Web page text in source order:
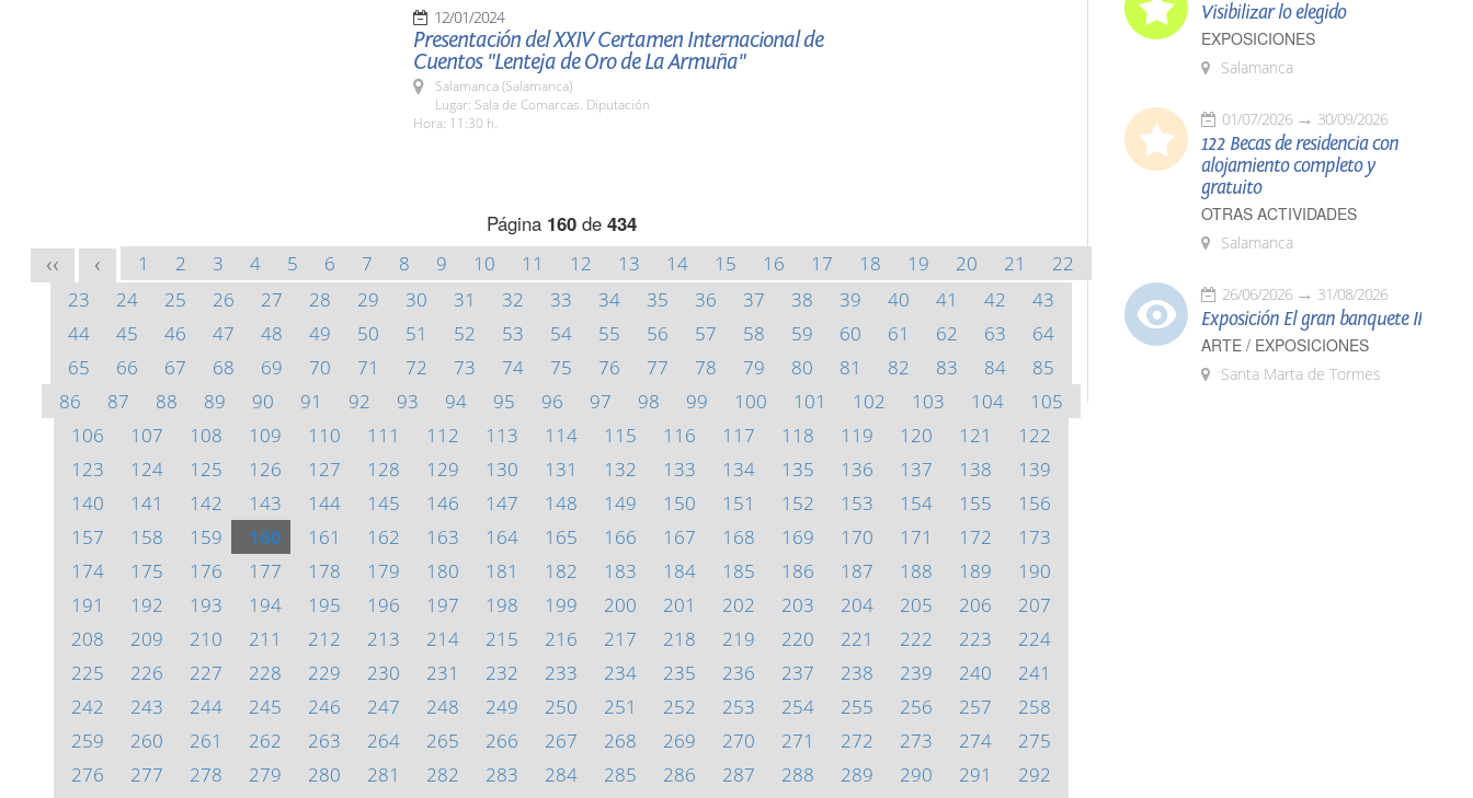
12/01/2024
Presentación del XXIV Certamen Internacional de
Cuentos "Lenteja de Oro de La Armuña"
Salamanca (Salamanca)
Lugar: Sala de Comarcas. Diputación
Hora: 11:30 h.
Página 160de 434
<< < 1 2 3 4 5 6 7 8 9 10 11 12 13 14 15 16 17 18 19 20 21
22
23
24 25 26 27 28 29 30 31 32 33 34 35 36 37 38 39 40 41 42
43
44
45 46 47 48 49 50 51 52 53 54 55 56 57 58 59 60 61 62 63
64
65
66 67 68 69 70 71 72 73 74 75 76 77 78 79 80 81 82 83 84
85
86
87 88 89 90 91 92 93 94 95 96 97 98 99 100 101 102 103 104
105
106
107 108 109 110 111 112 113 114 115 116 117 118 119 120 121
122
123
124 125 126 127 128 129 130 131 132 133 134 135 136 137 138
139
140
141 142 143 144 145 146 147 148 149 150 151 152 153 154 155
156
157
158 159 160 161 162 163 164 165 166 167 168 169 170 171 172
173
174
175 176 177 178 179 180 181 182 183 184 185 186 187 188 189
190
191
192 193 194 195 196 197 198 199 200 201 202 203 204 205 206
207
208
209 210 211 212 213 214 215 216 217 218 219 220 221 222 223
224
225
226 227 228 229 230 231 232 233 234 235 236 237 238 239 240
241
242
243 244 245 246 247 248 249 250 251 252 253 254 255 256 257
258
259
260 261 262 263 264 265 266 267 268 269 270 271 272 273 274
275
276
277 278 279 280 281 282 283 284 285 286 287 288 289 290 291
292
Visibilizar lo elegido
EXPOSICIONES
Salamanca
01/07/2026 30/09/2026
122 Becas de residencia con
alojamiento completo y
gratuito
OTRAS ACTIVIDADES
Salamanca
26/06/2026 31/08/2026
Exposición El gran banquete II
ARTE / EXPOSICIONES
Santa Marta de Tormes